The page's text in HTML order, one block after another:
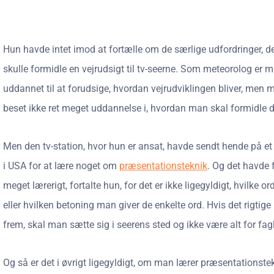
Hun havde intet imod at fortælle om de særlige udfordringer,
skulle formidle en vejrudsigt til tv-seerne. Som meteorolog er
uddannet til at forudsige, hvordan vejrudviklingen bliver, men
beset ikke ret meget uddannelse i, hvordan man skal formidle
Men den tv-station, hvor hun er ansat, havde sendt hende på
i USA for at lære noget om præsentationsteknik. Og det
meget lærerigt, fortalte hun, for det er ikke ligegyldigt, hvilke
eller hvilken betoning man giver de enkelte ord. Hvis det
frem, skal man sætte sig i seerens sted og ikke være alt for
Og så er det i øvrigt ligegyldigt, om man lærer